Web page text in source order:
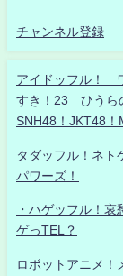
チャンネル登録
アイドッフル！
すき！23 ひうら
SNH48！JKT48！
タダッフル！ネト
パワーズ！
・ハゲッフル！
ゲっTEL？
ロボットアニメ！